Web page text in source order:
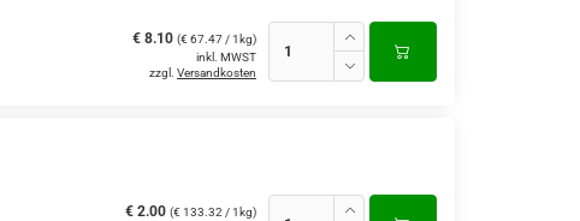
€ 8.10 (€ 67.47 / 1kg)
inkl. MWST
zzgl. Versandkosten
€ 2.00 (€ 133.32 / 1kg)